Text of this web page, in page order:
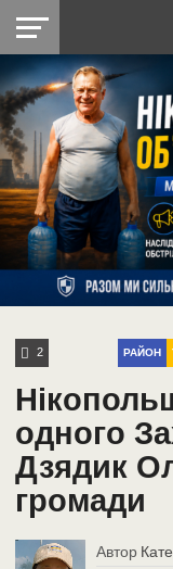
НІКОПОЛЬ
РАЙОН
СІЧЕСЛАВСЬКА
УКРАЇНА
РЕТРО
НІКОПОЛЬ
ЛАЙТ
УКРАЇНА
ДОПОМОГА
РАДІО
2 РАЙОН
одного
Дзядик
громади
Автор